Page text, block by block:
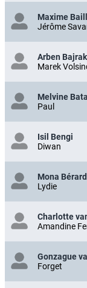
Maxime
Jérôme
Arben
Marek
Melvine
Paul
Isil Bengi
Diwan
Mona
Lydie
Charlotte
Amandine
Gonzague
Forget